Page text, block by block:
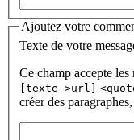
Ajoutez votre
Texte de votre
Ce champ accepte
[texte->url]
créer des